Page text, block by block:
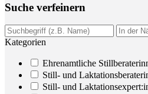
Suche ver­fei­nern
Kategorien
Ehrenamtliche
Still- und
Still- und